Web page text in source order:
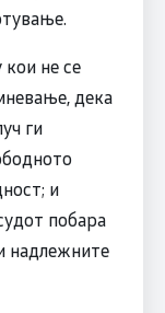
не се
дека
ги
и
побара
надлежните